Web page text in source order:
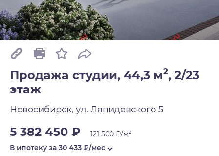
Продажа студии, 44,3 м2, 2/23
этаж
Новосибирск, ул. Ляпидевского 5
5 382 450 ₽ 121 500 ₽/м2
В ипотеку за 30 433 ₽/мес